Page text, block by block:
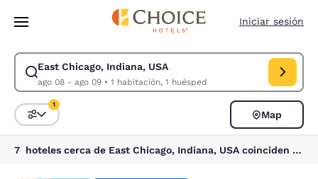
Saltar A Contenido Principal
Iniciar sesión
East Chicago, Indiana, USA
ago 08 - ago 09• 1 habitación, 1 huésped
Modificar búsqueda para East Chicago, Indiana, USA. Fecha de
Ordenar y filtrar
1
Map
7 hoteles cerca de East Chicago, Indiana, USA coinciden con tus filtros